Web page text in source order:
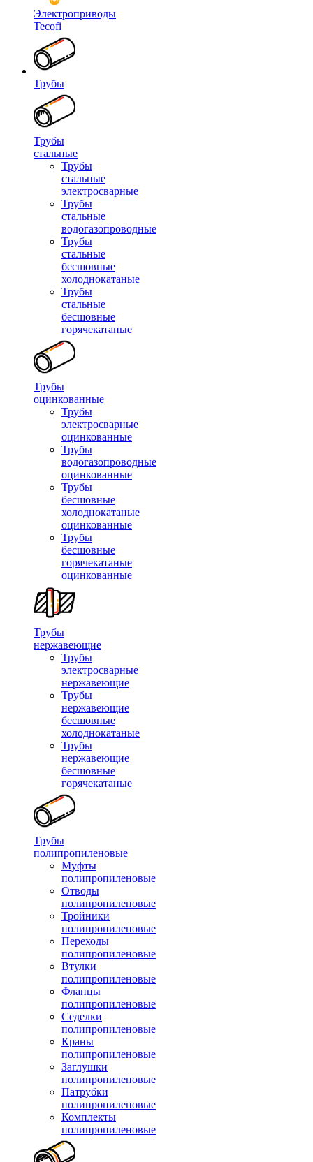
Электроприводы
Tecofi
Трубы
Трубы
стальные
Трубы
стальные
электросварные
Трубы
стальные
водогазопроводные
Трубы
стальные
бесшовные
холоднокатаные
Трубы
стальные
бесшовные
горячекатаные
Трубы
оцинкованные
Трубы
электросварные
оцинкованные
Трубы
водогазопроводные
оцинкованные
Трубы
бесшовные
холоднокатаные
оцинкованные
Трубы
бесшовные
горячекатаные
оцинкованные
Трубы
нержавеющие
Трубы
электросварные
нержавеющие
Трубы
нержавеющие
бесшовные
холоднокатаные
Трубы
нержавеющие
бесшовные
горячекатаные
Трубы
полипропиленовые
Муфты
полипропиленовые
Отводы
полипропиленовые
Тройники
полипропиленовые
Переходы
полипропиленовые
Втулки
полипропиленовые
Фланцы
полипропиленовые
Седелки
полипропиленовые
Краны
полипропиленовые
Заглушки
полипропиленовые
Патрубки
полипропиленовые
Комплекты
полипропиленовые